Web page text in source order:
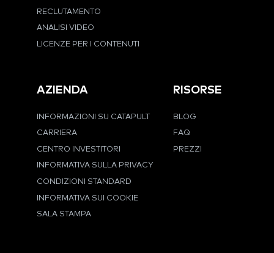
RECLUTAMENTO
ANALISI VIDEO
LICENZE PER I CONTENUTI
AZIENDA
INFORMAZIONI SU CATAPULT
CARRIERA
CENTRO INVESTITORI
INFORMATIVA SULLA PRIVACY
CONDIZIONI STANDARD
INFORMATIVA SUI COOKIE
SALA STAMPA
RISORSE
BLOG
FAQ
PREZZI